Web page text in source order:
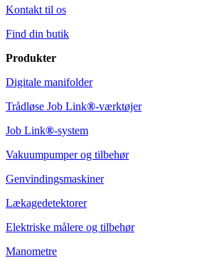
Kontakt til os
Find din butik
Produkter
Digitale manifolder
Trådløse Job Link®-værktøjer
Job Link®-system
Vakuumpumper og tilbehør
Genvindingsmaskiner
Lækagedetektorer
Elektriske målere og tilbehør
Manometre